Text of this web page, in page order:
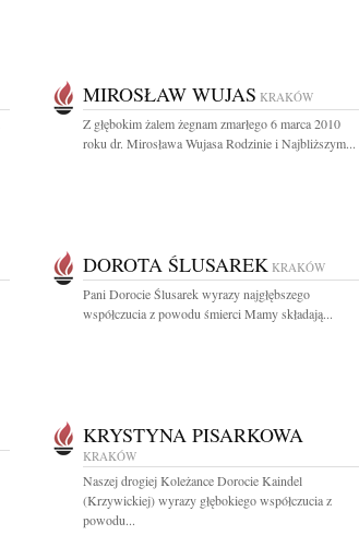
MIROSŁAW WUJAS KRAKÓW
Z głębokim żalem żegnam zmarłego 6 marca 2010
roku dr. Mirosława Wujasa Rodzinie i Najbliższym...
DOROTA ŚLUSAREK KRAKÓW
Pani Dorocie Ślusarek wyrazy najgłębszego
współczucia z powodu śmierci Mamy składają...
KRYSTYNA PISARKOWA
KRAKÓW
Naszej drogiej Koleżance Dorocie Kaindel
(Krzywickiej) wyrazy głębokiego współczucia z
powodu...